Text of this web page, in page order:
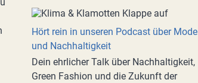
Hört rein in unseren Podcast über Mode
und Nachhaltigkeit
Dein ehrlicher Talk über Nachhaltigkeit,
Green Fashion und die Zukunft der